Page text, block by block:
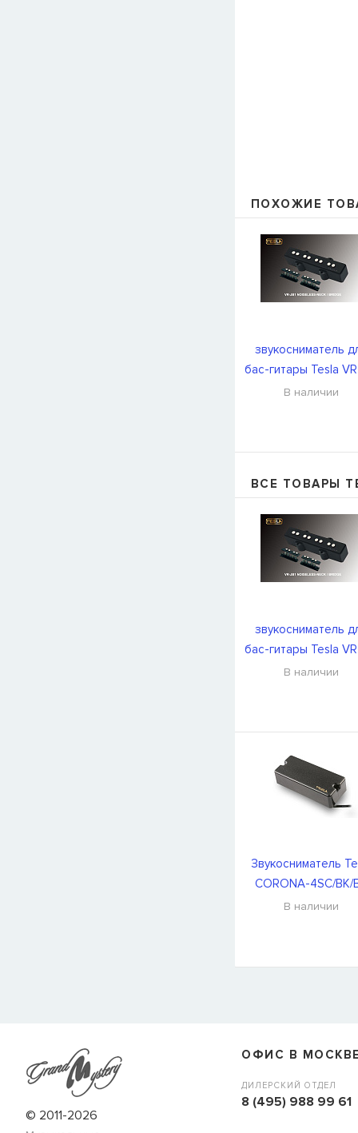
ПОХОЖИЕ
звукосниматель
бас-гитары Tesla
NOISELESS/BK/
В наличии
ВСЕ ТОВАРЫ
звукосниматель
бас-гитары Tesla
NOISELESS/BK/
В наличии
Звукосниматель
CORONA-4SC/BK/
В наличии
наличии, но вы можете оставить заявку и мы сообщим
когда товар можно будет купить.
Имя
© 2011-2026
ОФИС В
ДИЛЕРСКИЙ ОТДЕЛ
8 (495) 988 99 61